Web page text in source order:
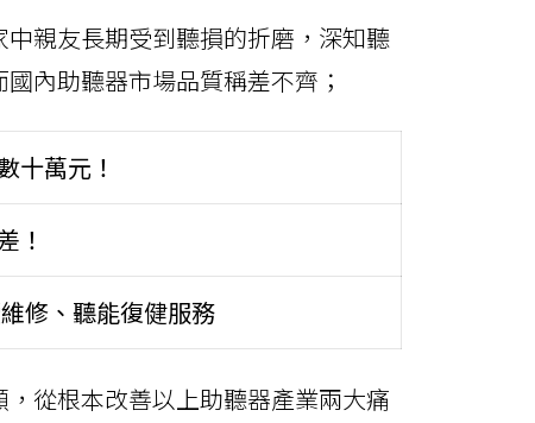
親友長期受到聽損的折磨，深知聽
內助聽器市場品質稱差不齊；
十萬元！
！
修、聽能復健服務
從根本改善以上助聽器產業兩大痛